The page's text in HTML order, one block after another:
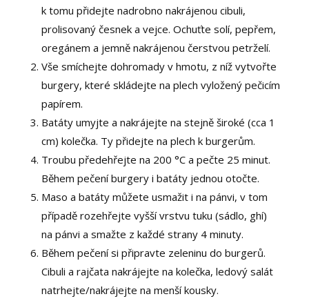
k tomu přidejte nadrobno nakrájenou cibuli,
prolisovaný česnek a vejce. Ochuťte solí, pepřem,
oregánem a jemně nakrájenou čerstvou petrželí.
Vše smíchejte dohromady v hmotu, z níž vytvořte
burgery, které skládejte na plech vyložený pečicím
papírem.
Batáty umyjte a nakrájejte na stejně široké (cca 1
cm) kolečka. Ty přidejte na plech k burgerům.
Troubu předehřejte na 200 °C a pečte 25 minut.
Během pečení burgery i batáty jednou otočte.
Maso a batáty můžete usmažit i na pánvi, v tom
případě rozehřejte vyšší vrstvu tuku (sádlo, ghí)
na pánvi a smažte z každé strany 4 minuty.
Během pečení si připravte zeleninu do burgerů.
Cibuli a rajčata nakrájejte na kolečka, ledový salát
natrhejte/nakrájejte na menší kousky.